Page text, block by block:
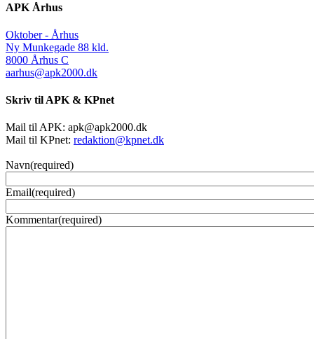
APK Århus
Oktober - Århus
Ny Munkegade 88 kld.
8000 Århus C
aarhus@apk2000.dk
Skriv til APK & KPnet
Mail til APK: apk@apk2000.dk
Mail til KPnet: redaktion@kpnet.dk
Navn(required)
Email(required)
Kommentar(required)